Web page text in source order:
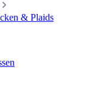
& Plaids